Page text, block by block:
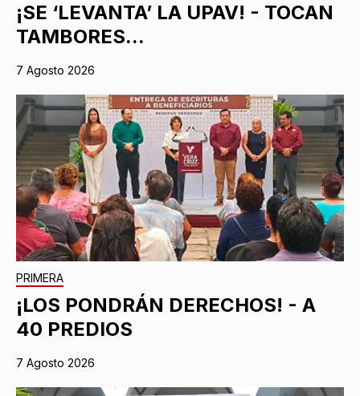
¡SE ‘LEVANTA’ LA UPAV! - TOCAN
TAMBORES...
7 Agosto 2026
PRIMERA
¡LOS PONDRÁN DERECHOS! - A
40 PREDIOS
7 Agosto 2026